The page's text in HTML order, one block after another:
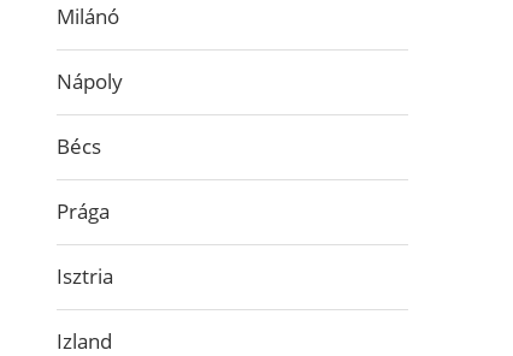
Milánó
Nápoly
Bécs
Prága
Isztria
Izland